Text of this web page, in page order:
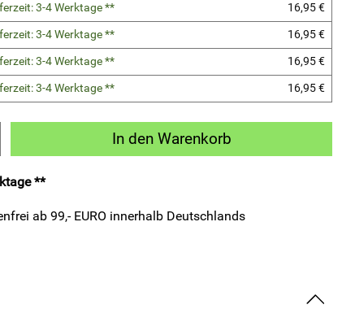
3-4 Werktage **
16,95 €
3-4 Werktage **
16,95 €
3-4 Werktage **
16,95 €
3-4 Werktage ** 16,95 €
In den Warenkorb
**
ab 99,- EURO innerhalb Deutschlands